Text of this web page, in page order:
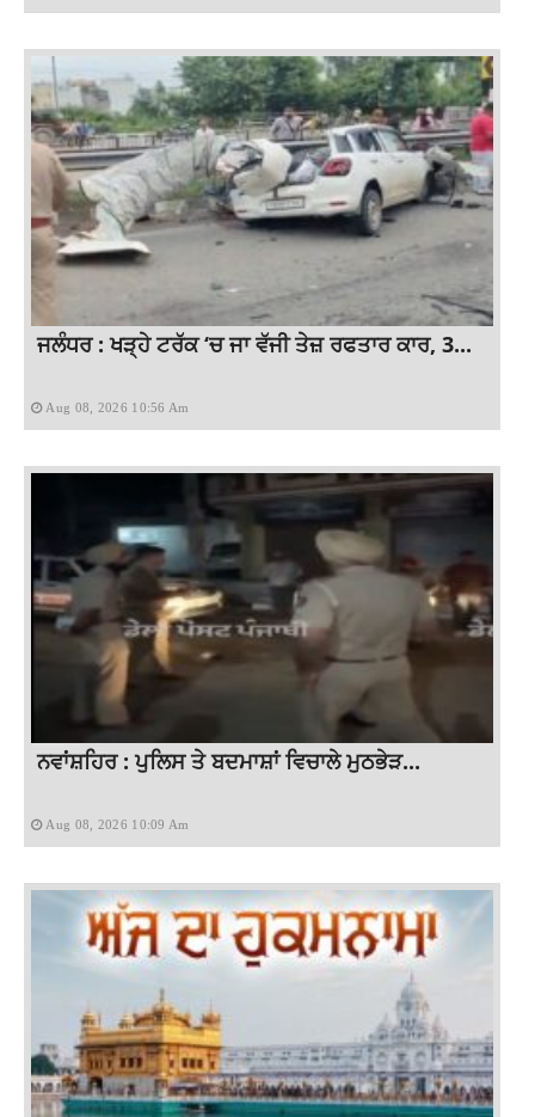
ਜਲੰਧਰ : ਖੜ੍ਹੇ ਟਰੱਕ ‘ਚ ਜਾ ਵੱਜੀ ਤੇਜ਼ ਰਫਤਾਰ ਕਾਰ, 3...
Aug 08, 2026 10:56 Am
ਨਵਾਂਸ਼ਹਿਰ : ਪੁਲਿਸ ਤੇ ਬਦਮਾਸ਼ਾਂ ਵਿਚਾਲੇ ਮੁਠਭੇੜ...
Aug 08, 2026 10:09 Am